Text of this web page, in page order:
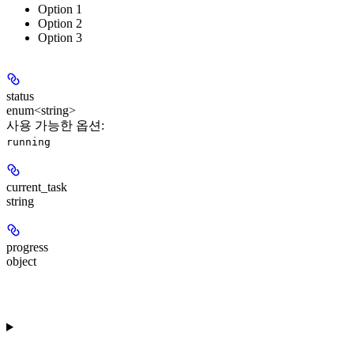
Option 1
Option 2
Option 3
status
enum<string>
사용 가능한 옵션 :
running
current_task
string
progress
object